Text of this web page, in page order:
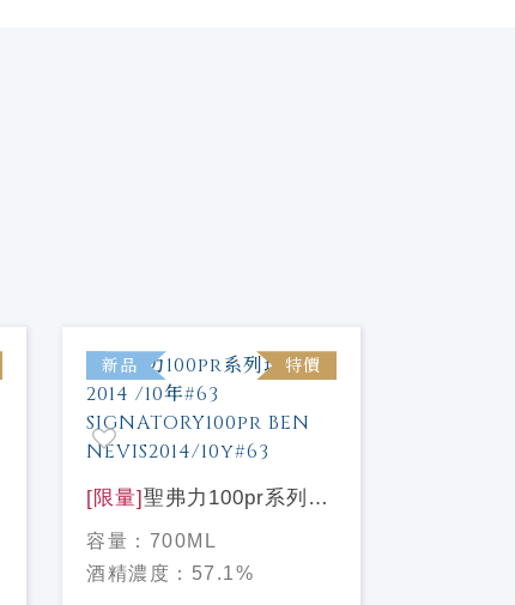
新品 特價
[限量] 聖弗力100pr系列班
尼富2014 /10年#63
SIGNATORY100pr BEN
NEVIS2014/10y#63
容量： 700ML
酒精濃度： 57.1%